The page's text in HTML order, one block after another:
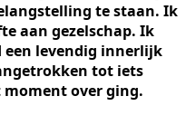
te staan. Ik
aan gezelschap. Ik
een levendig innerlijk
tot iets
over ging.